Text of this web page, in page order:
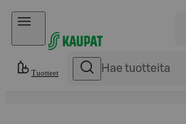
Hyppää sisältöön
Tuotteet